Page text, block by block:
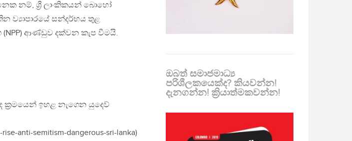
නම්, ශ්‍රී ලාංකිකයන් බොහෝ
ව්‍යාපාරයේ සන්දර්භය තුළ
ආණ්ඩුව දක්වන කැප වීමයි.
ඉහළ නැගෙන යුදෙව්
anti-semitism-dangerous-sri-lanka)
ඔබත් සමාජමාධ්‍ය
පරිශීලකයෙක්ද? කියවන්න!
දැනගන්න! ක්‍රියාත්මකවන්න!